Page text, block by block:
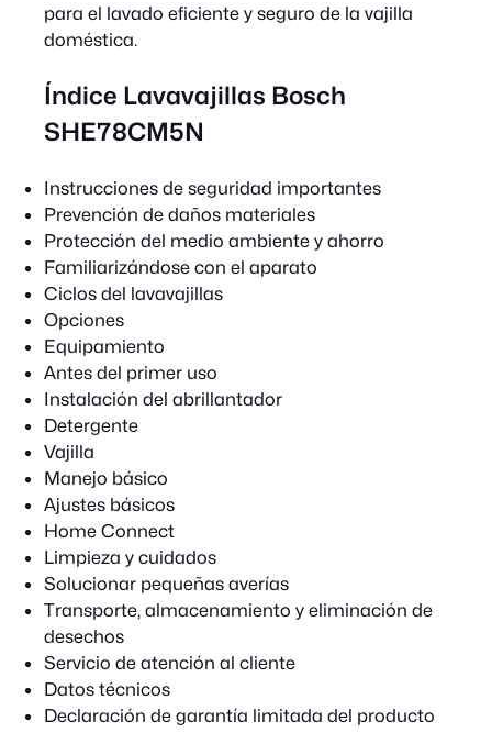
para el lavado eficiente y seguro de la vajilla
doméstica.
Índice Lavavajillas Bosch
SHE78CM5N
Instrucciones de seguridad importantes
Prevención de daños materiales
Protección del medio ambiente y ahorro
Familiarizándose con el aparato
Ciclos del lavavajillas
Opciones
Equipamiento
Antes del primer uso
Instalación del abrillantador
Detergente
Vajilla
Manejo básico
Ajustes básicos
Home Connect
Limpieza y cuidados
Solucionar pequeñas averías
Transporte, almacenamiento y eliminación de
desechos
Servicio de atención al cliente
Datos técnicos
Declaración de garantía limitada del producto